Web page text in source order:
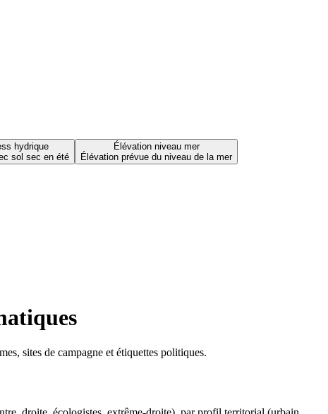
hydrique
sol sec en été
Élévation niveau mer
Élévation prévue du niveau de la mer
sites de campagne et étiquettes politiques.